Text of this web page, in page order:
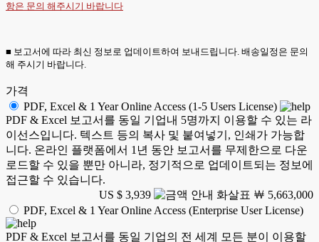
항은 문의 해주시기 바랍니다
■ 보고서에 따라 최신 정보로 업데이트하여 보내드립니다. 배송일정은 문의
해 주시기 바랍니다.
가격
PDF, Excel & 1 Year Online Access (1-5 Users License)
PDF & Excel 보고서를 동일 기업내 5명까지 이용할 수 있는 라
이선스입니다. 텍스트 등의 복사 및 붙여넣기, 인쇄가 가능합
니다. 온라인 플랫폼에서 1년 동안 보고서를 무제한으로 다운
로드할 수 있을 뿐만 아니라, 정기적으로 업데이트되는 정보에
접근할 수 있습니다.
US $ 3,939
￦ 5,663,000
PDF, Excel & 1 Year Online Access (Enterprise User License)
PDF & Excel 보고서를 동일 기업의 전 세계 모든 분이 이용할